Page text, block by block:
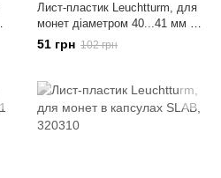
Лист-пластик Leuchtturm, для
монет діаметром 40...41 мм у
капсулах
51 грн 102 грн